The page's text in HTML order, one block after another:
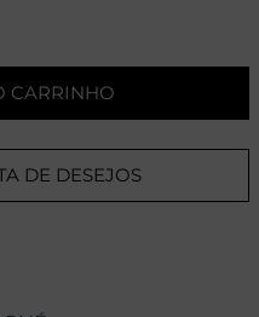
CARRINHO
DE DESEJOS